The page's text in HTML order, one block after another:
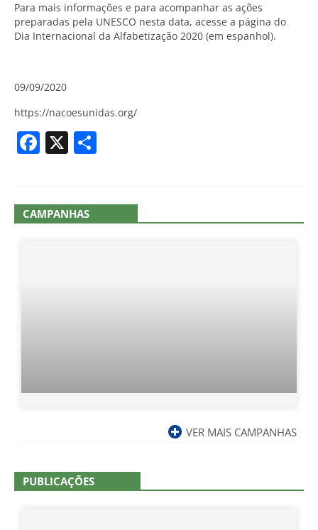
Para mais informações e para acompanhar as ações
preparadas pela UNESCO nesta data, acesse a página do
Dia Internacional da Alfabetização 2020 (em espanhol).
09/09/2020
https://nacoesunidas.org/
Facebook
X
CAMPANHAS
VER MAIS CAMPANHAS
PUBLICAÇÕES